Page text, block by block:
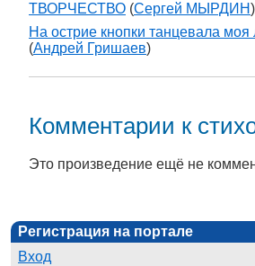
ТВОРЧЕСТВО (Сергей МЫРДИН)
На острие кнопки танцевала
(Андрей Гришаев)
Комментарии к
Это произведение ещё не
Регистрация на портале
Вход